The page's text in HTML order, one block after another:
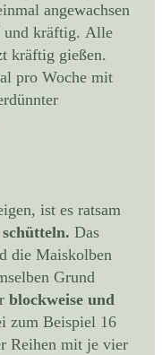
angewachsen
und kräftig. Alle
kräftig gießen.
pro Woche mit
ist es ratsam
Das
die Maiskolben
Grund
blockweise und
zum Beispiel 16
Reihen mit je vier